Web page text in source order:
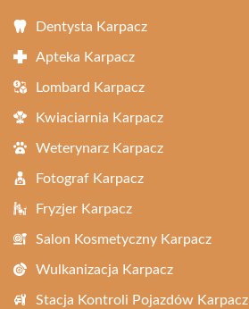
Dentysta Karpacz
Apteka Karpacz
Lombard Karpacz
Kwiaciarnia Karpacz
Weterynarz Karpacz
Fotograf Karpacz
Fryzjer Karpacz
Salon Kosmetyczny Karpacz
Wulkanizacja Karpacz
Stacja Kontroli Pojazdów Karpacz